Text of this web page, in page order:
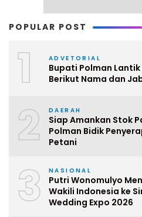
POPULAR POST
1 ADVETORIAL
Bupati Polman Lantik
Berikut Nama dan
2 DAERAH
Siap Amankan Stok
Polman Bidik
Petani
3 NASIONAL
Putri Wonomulyo
Wakili Indonesia ke
Wedding Expo 2026